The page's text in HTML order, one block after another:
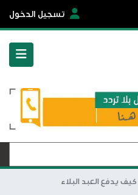
تسجيل الدخول
كيف يدفع العبد البلاء